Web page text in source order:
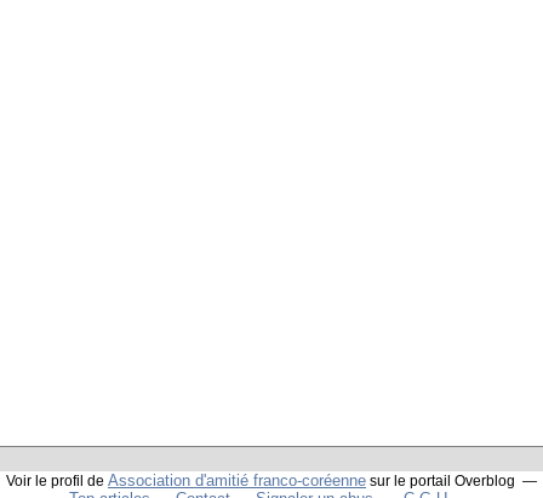
Voir le profil de Association d'amitié franco-coréenne sur le portail Overblog